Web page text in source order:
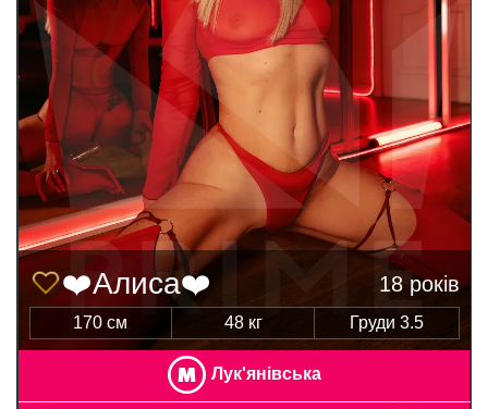
❤️Алиса❤️ 18 років
170 см 48 кг Груди 3.5
Лук'янівська